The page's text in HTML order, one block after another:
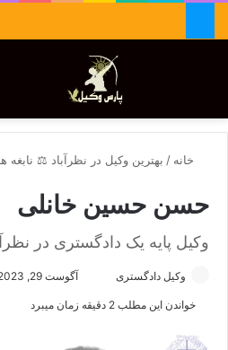
تغییر پوسته
خانه / بهترین وکیل در نظرآباد ⚖️ نابغه های
حسن حسین خانلی
وکیل پایه یک دادگستری در
وکیل دادگستری آگوست 29, 2023
خواندن این مطلب 2 دقیقه زمان میبرد